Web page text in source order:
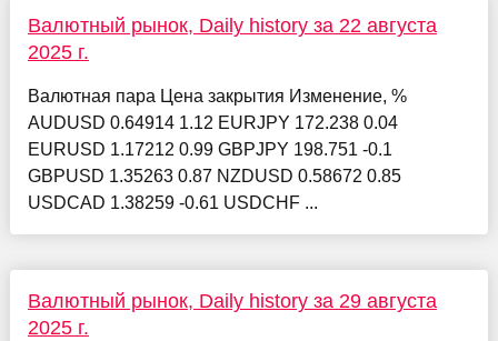
Валютный рынок, Daily history за 22 августа
2025 г.
Валютная пара Цена закрытия Изменение, %
AUDUSD 0.64914 1.12 EURJPY 172.238 0.04
EURUSD 1.17212 0.99 GBPJPY 198.751 -0.1
GBPUSD 1.35263 0.87 NZDUSD 0.58672 0.85
USDCAD 1.38259 -0.61 USDCHF ...
Валютный рынок, Daily history за 29 августа
2025 г.